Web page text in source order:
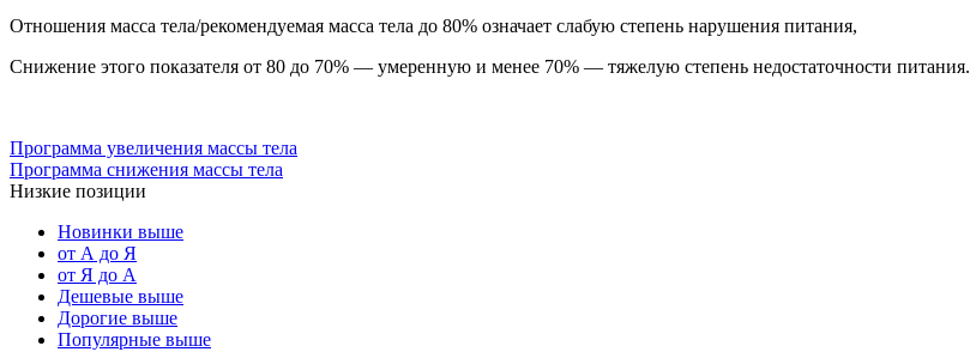
Отношения масса тела/рекомендуемая масса тела до 80% означает слабую степень нарушения питания,
Снижение этого показателя от 80 до 70% — умеренную и менее 70% — тяжелую степень недостаточности питания.
Программа увеличения массы тела
Программа снижения массы тела
Низкие позиции
Новинки выше
от А до Я
от Я до А
Дешевые выше
Дорогие выше
Популярные выше